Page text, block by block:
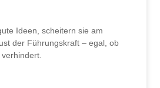
Ideen, scheitern sie am
der Führungskraft – egal, ob